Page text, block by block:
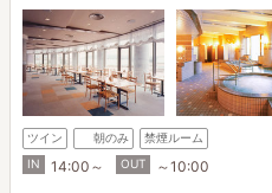
ツイン 朝のみ
禁煙ルーム
IN
14:00～ OUT ～10:00